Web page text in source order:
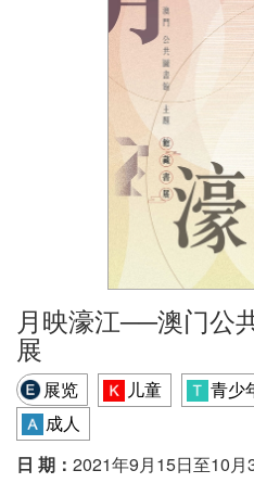
月映濠江──澳门公
展
展览 儿童 青少
成人
日 期： 2021年9月15日至10月